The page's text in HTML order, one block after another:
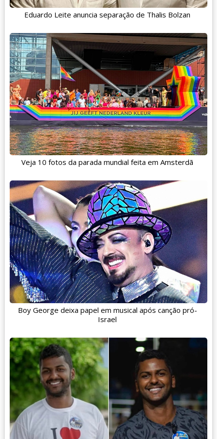
Eduardo Leite anuncia separação de Thalis Bolzan
Veja 10 fotos da parada mundial feita em Amsterdã
Boy George deixa papel em musical após canção pró-
Israel